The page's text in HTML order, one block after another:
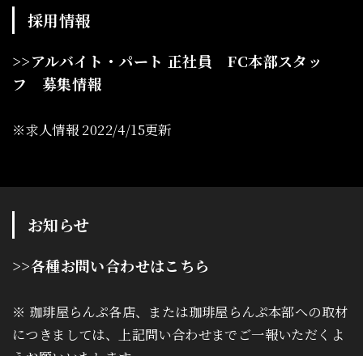
採用情報
>>アルバイト・パート 正社員 FC本部スタッ
フ 募集情報
※求人情報 2022/4/15更新
お知らせ
>>各種お問い合わせはこちら
※ 珈琲屋らんぷ各店、または珈琲屋らんぷ本部への取材
につきましては、上記問い合わせまでご一報いただくよ